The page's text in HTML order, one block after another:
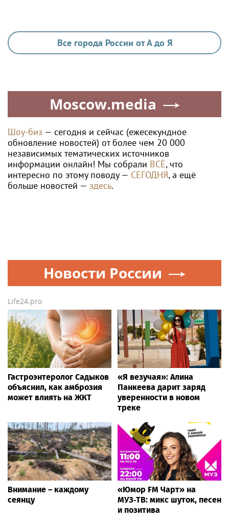
Все города России от А до Я
Moscow.media
Шоу-биз — сегодня и сейчас (ежесекундное
обновление новостей) от более чем 20 000
независимых тематических источников
информации онлайн! Мы собрали ВСЁ, что
интересно по этому поводу — СЕГОДНЯ, а ещё
больше новостей — здесь.
Новости России
Life24.pro
Гастроэнтеролог Садыков
объяснил, как амброзия
может влиять на ЖКТ
«Я везучая»: Алина
Панкеева дарит заряд
уверенности в новом
треке
Внимание – каждому
сеянцу
«Юмор FM Чарт» на
МУЗ‑ТВ: микс шуток, песен
и позитива